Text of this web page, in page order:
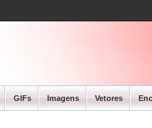
GIFs Imagens Vetores